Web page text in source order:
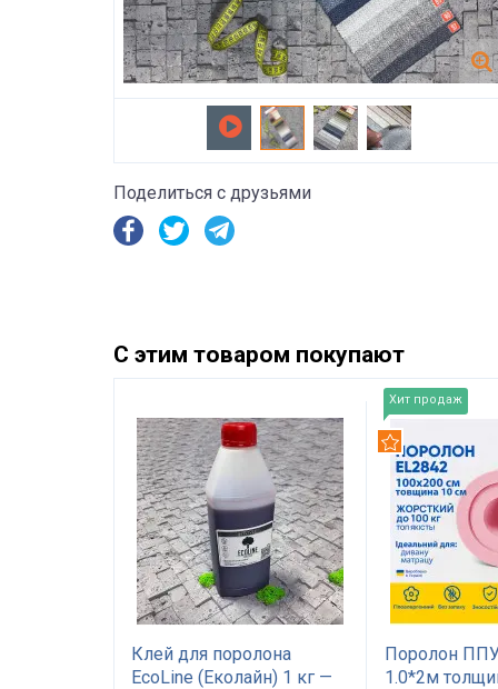
Поделиться с друзьями
С этим товаром покупают
Клей для поролона
EcoLine (Еколайн) 1 кг —
Хит продаж
Поролон
1.0*2м